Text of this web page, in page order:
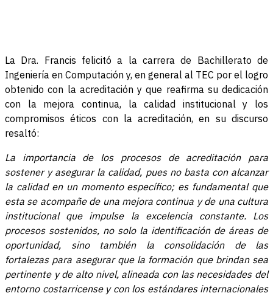
La Dra. Francis felicitó a la carrera de Bachillerato de
Ingeniería en Computación y, en general al TEC por el logro
obtenido con la acreditación y que reafirma su dedicación
con la mejora continua, la calidad institucional y los
compromisos éticos con la acreditación, en su discurso
resaltó:
La importancia de los procesos de acreditación para
sostener y asegurar la calidad, pues no basta con alcanzar
la calidad en un momento específico; es fundamental que
esta se acompañe de una mejora continua y de una cultura
institucional que impulse la excelencia constante. Los
procesos sostenidos, no solo la identificación de áreas de
oportunidad, sino también la consolidación de las
fortalezas para asegurar que la formación que brindan sea
pertinente y de alto nivel, alineada con las necesidades del
entorno costarricense y con los estándares internacionales